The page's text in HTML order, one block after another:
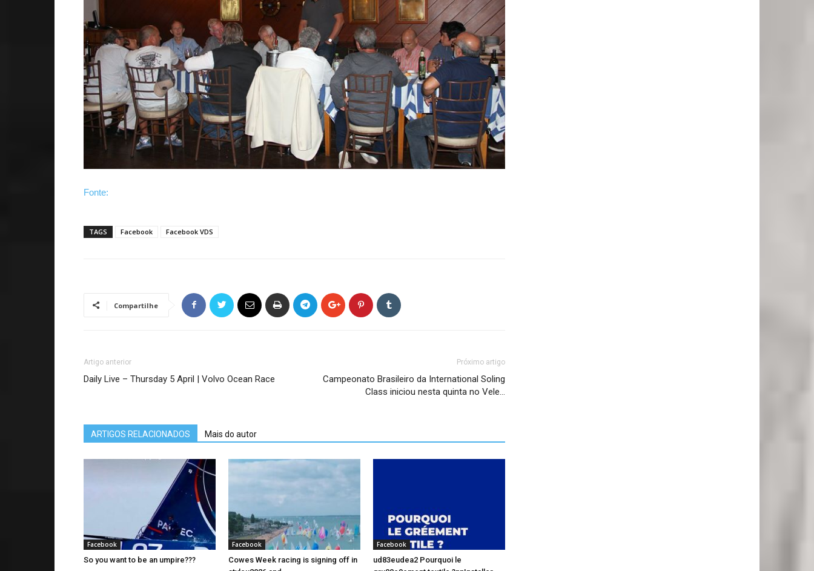
Fonte:
TAGS Facebook Facebook VDS
Compartilhe
Artigo anterior
Daily Live – Thursday 5 April | Volvo Ocean Race
Próximo artigo
Campeonato Brasileiro da International Soling
Class iniciou nesta quinta no Vele…
ARTIGOS RELACIONADOS Mais do autor
Facebook
So you want to be an umpire???
Facebook
Cowes Week racing is signing off in
Facebook
ud83eudea2 Pourquoi le